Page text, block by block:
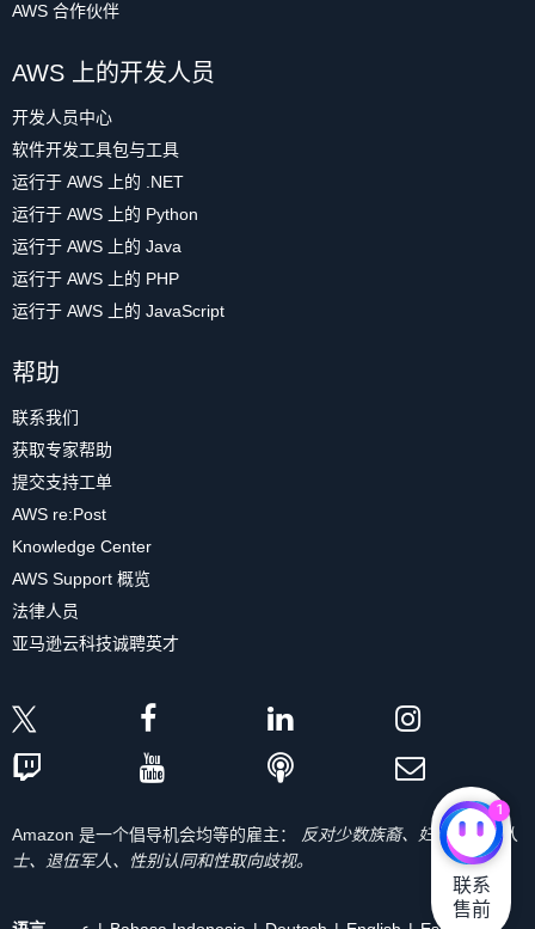
AWS 合作伙伴
AWS 上的开发人员
开发人员中心
软件开发工具包与工具
运行于 AWS 上的 .NET
运行于 AWS 上的 Python
运行于 AWS 上的 Java
运行于 AWS 上的 PHP
运行于 AWS 上的 JavaScript
帮助
联系我们
获取专家帮助
提交支持工单
AWS re:Post
Knowledge Center
AWS Support 概览
法律人员
亚马逊云科技诚聘英才
Amazon 是一个倡导机会均等的雇主：
反对少数族裔、妇女、残疾人
士、退伍军人、性别认同和性取向歧视。
1
联系
售前